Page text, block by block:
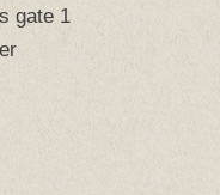
gate 1